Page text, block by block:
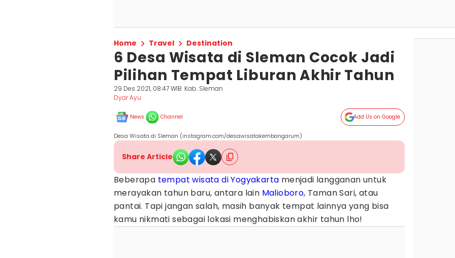
Home Travel Destination
6 Desa Wisata di Sleman Cocok Jadi
Pilihan Tempat Liburan Akhir Tahun
29 Des 2021, 08:47 WIB Kab. Sleman
Dyar Ayu
News Channel Add Us on Google
Desa Wisata di Sleman (instagram.com/desawisatakembangarum)
Share Article
Beberapa tempat wisata di Yogyakarta menjadi langganan untuk
merayakan tahun baru, antara lain Malioboro, Taman Sari, atau
pantai. Tapi jangan salah, masih banyak tempat lainnya yang bisa
kamu nikmati sebagai lokasi menghabiskan akhir tahun lho!